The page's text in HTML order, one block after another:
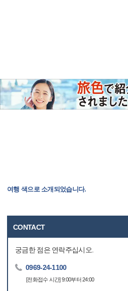
여행 색으로 소개되었습니다.
CONTACT
궁금한 점은 연락주십시오.
0969-24-1100
[전화접수 시간] 9:00부터 24:00